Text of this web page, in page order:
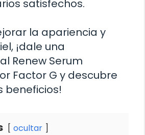
satisfechos.
la apariencia y
¡dale una
Renew Serum
Factor G y descubre
beneficios!
ocultar